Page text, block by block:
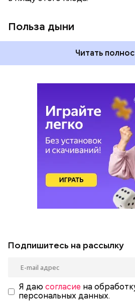
Польза дыни
Читать
Подпишитесь на рассылку
Я даю согласие на
персональных данных.